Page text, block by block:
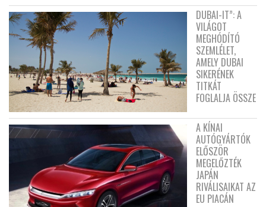
DUBAI-IT”: A
VILÁGOT
MEGHÓDÍTÓ
SZEMLÉLET,
AMELY DUBAI
SIKERÉNEK
TITKÁT
FOGLALJA ÖSSZE
A KÍNAI
AUTÓGYÁRTÓK
ELŐSZÖR
MEGELŐZTÉK
JAPÁN
RIVÁLISAIKAT AZ
EU PIACÁN